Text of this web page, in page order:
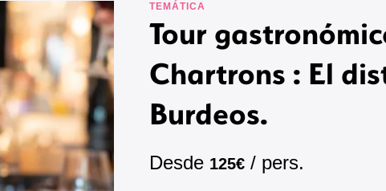
TEMÁTICA
Tour
Chartrons : El
Burdeos.
Desde 125€ / pers.